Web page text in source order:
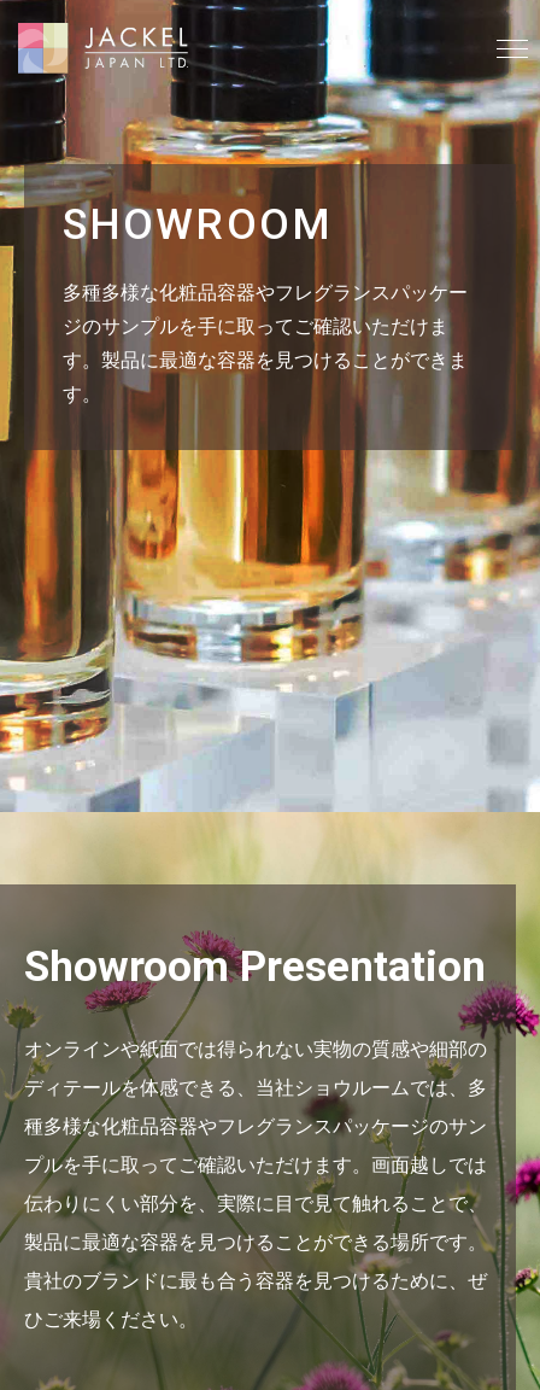
SHOWROOM
多種多様な化粧品容器やフレグランスパッケー
ジのサンプルを手に取ってご確認いただけま
す。製品に最適な容器を見つけることができま
す。
Showroom Presentation
オンラインや紙面では得られない実物の質感や細部の
ディテールを体感できる、当社ショウルームでは、多
種多様な化粧品容器やフレグランスパッケージのサン
プルを手に取ってご確認いただけます。画面越しでは
伝わりにくい部分を、実際に目で見て触れることで、
製品に最適な容器を見つけることができる場所です。
貴社のブランドに最も合う容器を見つけるために、ぜ
ひご来場ください。